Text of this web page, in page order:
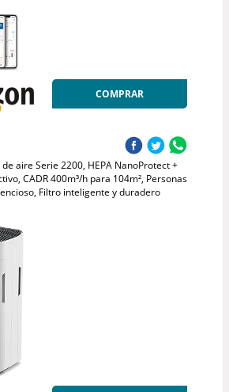
COMPRAR
aire Serie 2200, HEPA NanoProtect +
CADR 400m³/h para 104m², Personas
Filtro inteligente y duradero